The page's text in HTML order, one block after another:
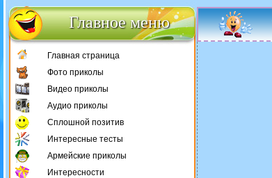
Главное меню
Главная страница
Фото приколы
Видео приколы
Аудио приколы
Сплошной позитив
Интересные тесты
Армейские приколы
Интересности